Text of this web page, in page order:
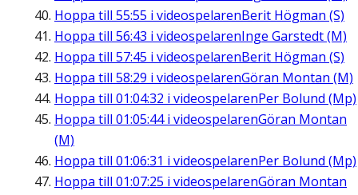
Hoppa till 55:55 i videospelarenBerit Högman (S)
Hoppa till 56:43 i videospelarenInge Garstedt (M)
Hoppa till 57:45 i videospelarenBerit Högman (S)
Hoppa till 58:29 i videospelarenGöran Montan (M)
Hoppa till 01:04:32 i videospelarenPer Bolund (Mp)
Hoppa till 01:05:44i videospelarenGöran Montan
(M)
Hoppa till 01:06:31 i videospelarenPer Bolund (Mp)
Hoppa till 01:07:25 i videospelarenGöran Montan